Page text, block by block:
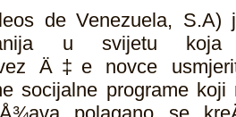
de Venezuela, S.A)
u svijetu
Ä‡e novce
socijalne programe koji